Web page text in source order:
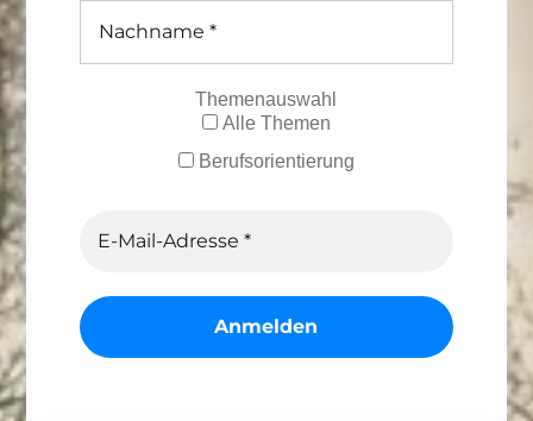
Themenauswahl
Alle Themen
Berufsorientierung